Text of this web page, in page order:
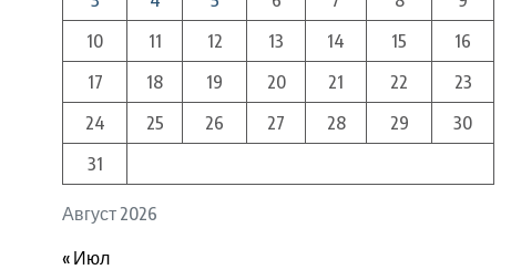
Август 2026
10
11 12 13 14 15
16
17
18 19 20 21 22
23
24
25 26 27 28 29
30
31
« Июл